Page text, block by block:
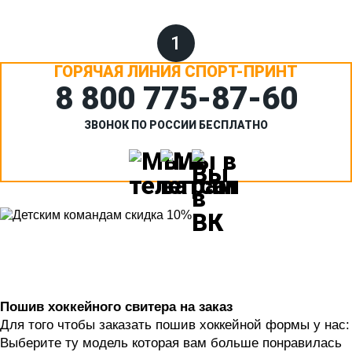
1
ГОРЯЧАЯ ЛИНИЯ СПОРТ-ПРИНТ
8 800 775‑87-60
ЗВОНОК ПО РОССИИ БЕСПЛАТНО
Пошив хоккейного свитера на заказ
Для того чтобы заказать пошив хоккейной формы у нас:
Выберите ту модель которая вам больше понравилась